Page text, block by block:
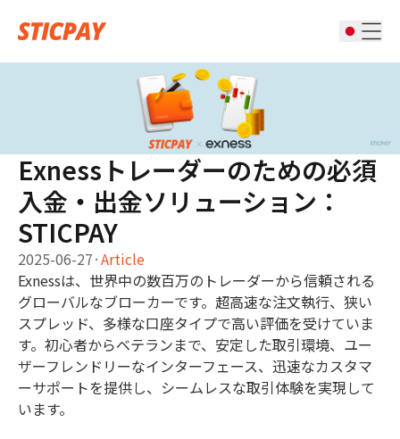
Exnessトレーダーのための必須
入金・出金ソリューション：
STICPAY
2025-06-27·Article
Exnessは、世界中の数百万のトレーダーから信頼される
グローバルなブローカーです。超高速な注文執行、狭い
スプレッド、多様な口座タイプで高い評価を受けていま
す。初心者からベテランまで、安定した取引環境、ユー
ザーフレンドリーなインターフェース、迅速なカスタマ
ーサポートを提供し、シームレスな取引体験を実現して
います。